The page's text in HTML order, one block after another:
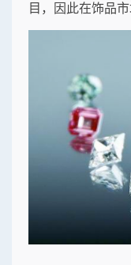
目，因此在饰品市